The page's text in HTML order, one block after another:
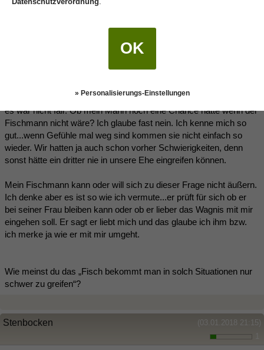
Darf ich fragen, wie er es schafft, dir dazu keine genauen
langjährigen Partnern zu trennen.
was passiert. So wie es war konnte es einfach nicht bleiben und
es war nicht fair. Ob mein Mann noch eine Chance hätte wenn der
Fischmann nicht wäre? Ich glaube fast nein. Ich kenne mich so
gut...wenn Gefühle mal weg sind kommen sie nicht einfach so
wieder. Wir hatten ja auch schon vorher Schwierigkeiten, denn
sonst hätte ein dritter nie in unsere Ehe eingreifen können.
Mein Fischmann kann oder will sich zu dieser Frage nicht äußern.
Ich denke aber es ist so wie ich vermute...er prüft für sich ob er
bei seiner Frau bleiben kann oder ob er lieber das Wagnis mit mir
eingehen soll. Er sagt er liebt mich und das glaube ich ihm bzw.
ich merke ja wie er mit mir umgeht.
Wie meinst du das „Fisch bekommt man in solch Situationen nur
schwer zu greifen“?
(03.01.2018 21:15)
Stenbocken
OK
» Personalisierungs-Einstellungen